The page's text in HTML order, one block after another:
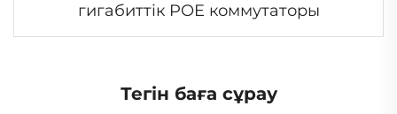
гигабиттік POE коммутаторы
Тегін баға сұрау